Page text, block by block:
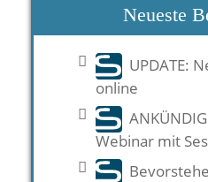
Neueste
UPDATE:
online
Webinar mit